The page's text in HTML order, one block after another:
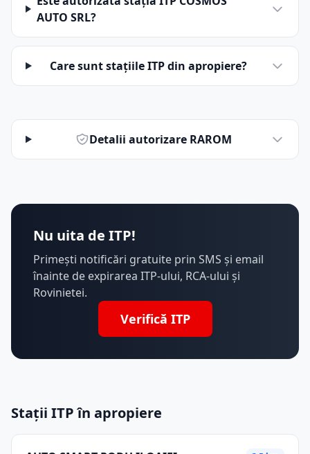
AUTO SRL?
Care sunt stațiile ITP din apropiere?
Detalii autorizare RAROM
Nu uita de ITP!
Primești notificări gratuite prin SMS și email
înainte de expirarea ITP-ului, RCA-ului și
Rovinietei.
Verifică ITP
Stații ITP în apropiere